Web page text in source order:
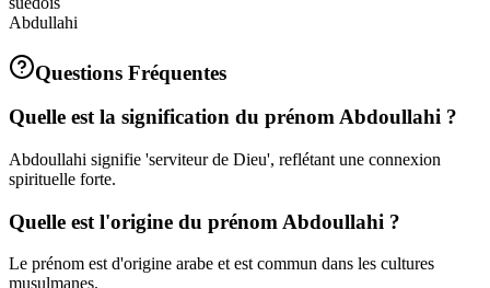
Abdullahi
Questions Fréquentes
Quelle est la signification du prénom Abdoullahi ?
Abdoullahi signifie 'serviteur de Dieu', reflétant une connexion
spirituelle forte.
Quelle est l'origine du prénom Abdoullahi ?
Le prénom est d'origine arabe et est commun dans les cultures
musulmanes.